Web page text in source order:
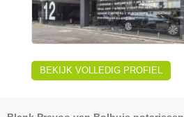
BEKIJK VOLLEDIG PROFIEL